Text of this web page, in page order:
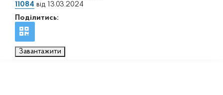
11084 від 13.03.2024
Поділитись:
Завантажити